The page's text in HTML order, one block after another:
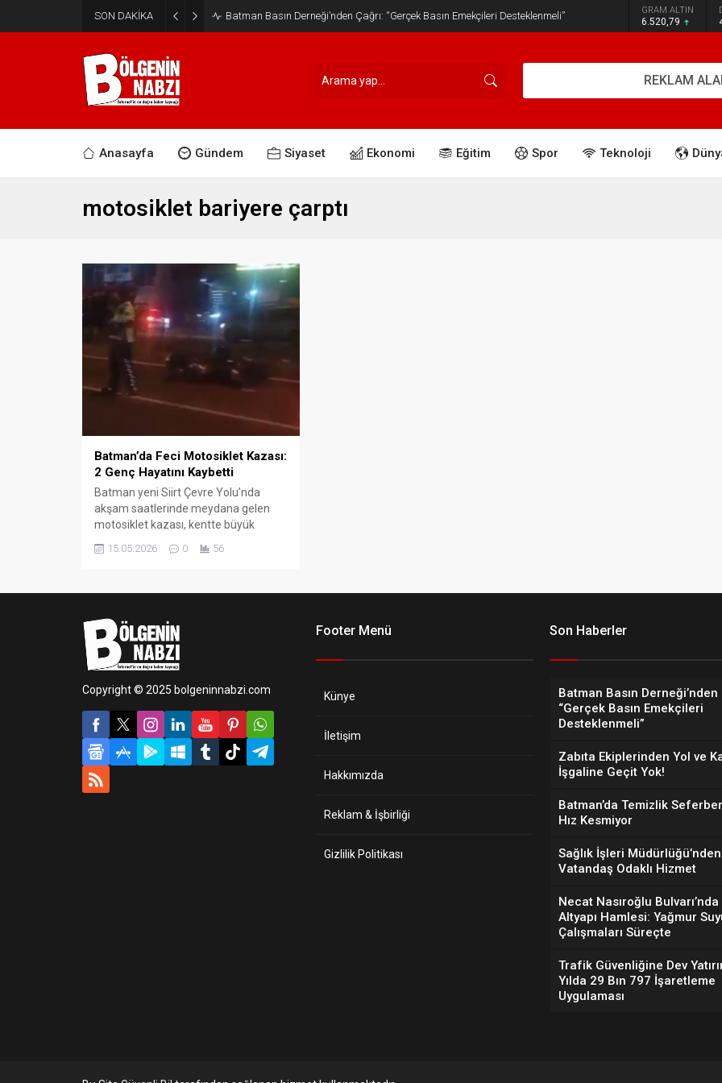
SON DAKİKA Batman Basın Derneği’nden Çağrı: “Gerçek Basın Emekçileri Desteklenmeli” GRAM ALTIN
6.520,79
REKLAM
Anasayfa Gündem Siyaset Ekonomi Eğitim Spor Teknoloji
motosiklet bariyere çarptı
Batman’da Feci Motosiklet Kazası:
2 Genç Hayatını Kaybetti
Batman yeni Siirt Çevre Yolu’nda
akşam saatlerinde meydana gelen
motosiklet kazası, kentte büyük
üzüntüye neden oldu.
15.05.2026 0 56
Copyright © 2025 bolgeninnabzi.com
Footer Menü
Künye
İletişim
Hakkımızda
Reklam & İşbirliği
Gizlilik Politikası
Son Haberler
Batman Basın Derneği’nden
“Gerçek Basın Emekçileri
Desteklenmeli”
Zabıta Ekiplerinden Yol ve
İşgaline Geçit Yok!
Batman’da Temizlik
Hız Kesmiyor
Sağlık İşleri Müdürlüğü’nden
Vatandaş Odaklı Hizmet
Necat Nasıroğlu Bulvarı’nda
Altyapı Hamlesi: Yağmur
Çalışmaları Süreçte
Trafik Güvenliğine Dev
Yılda 29 Bın 797 İşaretleme
Uygulaması